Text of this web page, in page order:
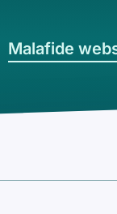
Malafide